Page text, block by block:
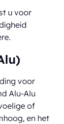
u voor
voor
Alu-Alu
of
en het